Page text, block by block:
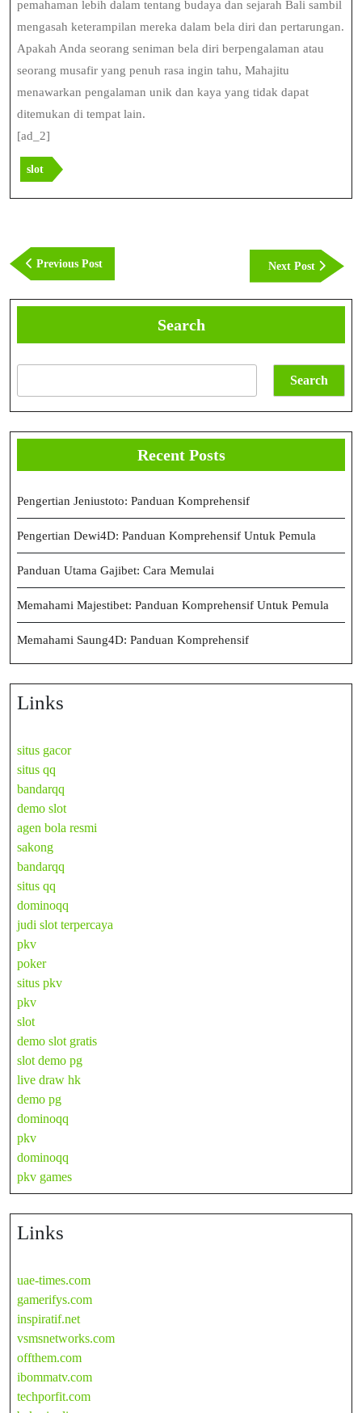
pemahaman lebih dalam tentang budaya dan sejarah Bali sambil
mengasah keterampilan mereka dalam bela diri dan pertarungan.
Apakah Anda seorang seniman bela diri berpengalaman atau
seorang musafir yang penuh rasa ingin tahu, Mahajitu
menawarkan pengalaman unik dan kaya yang tidak dapat
ditemukan di tempat lain.
[ad_2]
slot
navigation
Previous PostPrevious
Post
Next Post
Next
Post
Search
Search
Recent Posts
Pengertian Jeniustoto: Panduan Komprehensif
Pengertian Dewi4D: Panduan Komprehensif Untuk Pemula
Panduan Utama Gajibet: Cara Memulai
Memahami Majestibet: Panduan Komprehensif Untuk Pemula
Memahami Saung4D: Panduan Komprehensif
Links
situs gacor
situs qq
bandarqq
demo slot
agen bola resmi
sakong
bandarqq
situs qq
dominoqq
judi slot terpercaya
pkv
poker
situs pkv
pkv
slot
demo slot gratis
slot demo pg
live draw hk
demo pg
dominoqq
pkv
dominoqq
pkv games
Links
uae-times.com
gamerifys.com
inspiratif.net
vsmsnetworks.com
offthem.com
ibommatv.com
techporfit.com